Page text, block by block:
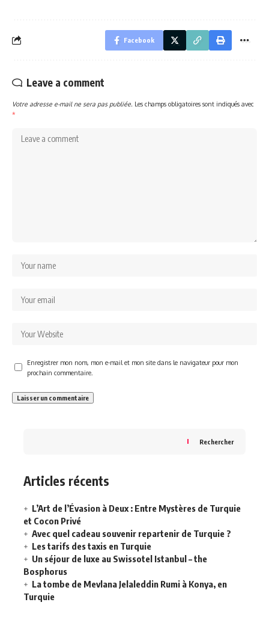
Facebook
Leave a comment
Votre adresse e-mail ne sera pas publiée. Les champs obligatoires sont indiqués avec
*
Enregistrer mon nom, mon e-mail et mon site dans le navigateur pour mon
prochain commentaire.
Rechercher
Articles récents
L’Art de l’Évasion à Deux : Entre Mystères de Turquie
et Cocon Privé
Avec quel cadeau souvenir repartenir de Turquie ?
Les tarifs des taxis en Turquie
Un séjour de luxe au Swissotel Istanbul – the
Bosphorus
La tombe de Mevlana Jelaleddin Rumi à Konya, en
Turquie